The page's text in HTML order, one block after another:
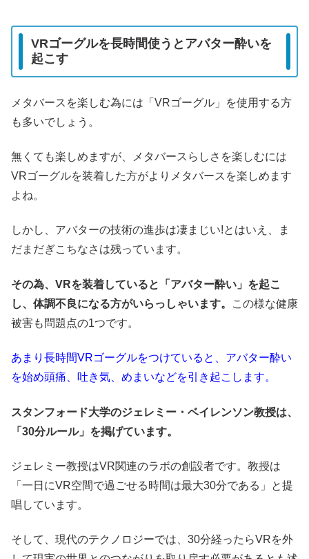
VRゴーグルを長時間使うとアバター酔いを
起こす
メタバースを楽しむ為には「VRゴーグル」を使用する方
も多いでしょう。
無くても楽しめますが、メタバースらしさを楽しむには
VRゴーグルを装着した方がよりメタバースを楽しめます
よね。
しかし、アバターの技術の進歩は凄まじい!とはいえ、ま
だまだぎこちなさは残っています。
その為、VRを装着していると「アバター酔い」を起こ
し、体調不良になる方がいらっしゃいます。
この様な健康
被害も問題点の1つです。
あまり長時間VRゴーグルをつけていると、アバター酔い
を始め頭痛、吐き気、めまいなどを引き起こします。
スタンフォード大学のジェレミー・ベイレンソン教授は、
「30分ルール」を掲げています。
ジェレミー教授はVR関連のラボの創設者です。教授は
「一日にVR空間で過ごせる時間は最大30分である」と提
唱しています。
そして、現代のテクノロジーでは、30分経ったらVRを外